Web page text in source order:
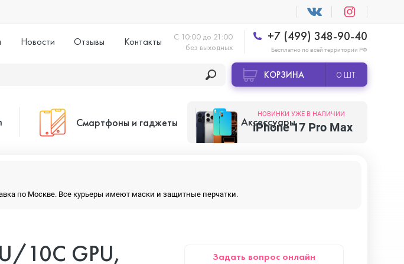
Новости Отзывы Контакты
С 10:00 до 21:00
без выходных
+7 (499) 348-90-40
Бесплатно по всей территории РФ
КОРЗИНА 0 ШТ
Смартфоны и гаджеты Аксессуары
НОВИНКИ УЖЕ В НАЛИЧИИ
iPhone 17 Pro Max
по Москве. Все курьеры имеют маски и защитные перчатки.
10C GPU,
Задать вопрос онлайн